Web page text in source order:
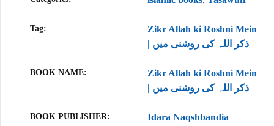
Tag:
Zikr Allah ki Roshni Mein
| ذکر اللہ کی روشنی میں
BOOK NAME
Zikr Allah ki Roshni Mein
| ذکر اللہ کی روشنی میں
BOOK PUBLISHER
Idara Naqshbandia